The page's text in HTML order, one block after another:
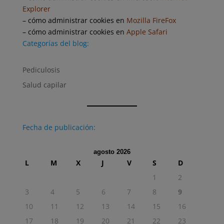
Explorer
– cómo administrar cookies en Mozilla FireFox
– cómo administrar cookies en Apple Safari
Categorías del blog:
Pediculosis
Salud capilar
Fecha de publicación:
agosto 2026
L M X J V S
D
1
2
3
4 5 6 7 8
9
10
11 12 13 14 15
16
17
18 19 20 21 22 23